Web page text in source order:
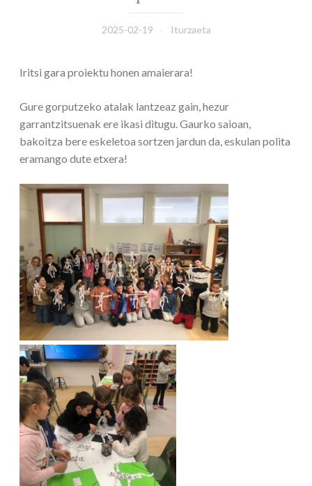
2025-02-19 Iturzaeta
Iritsi gara proiektu honen amaierara!
Gure gorputzeko atalak lantzeaz gain, hezur
garrantzitsuenak ere ikasi ditugu. Gaurko saioan,
bakoitza bere eskeletoa sortzen jardun da, eskulan polita
eramango dute etxera!